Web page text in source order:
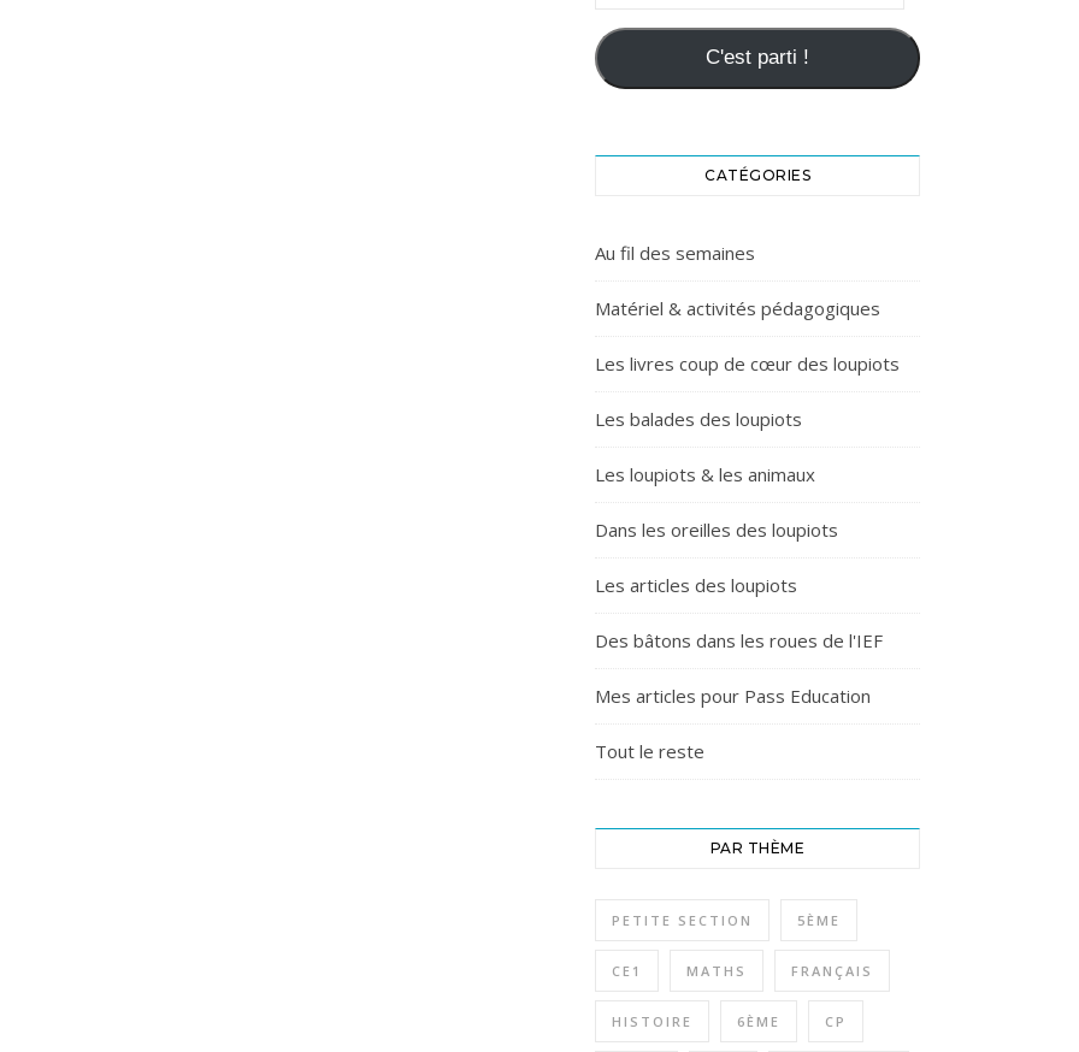
C'est parti !
CATÉGORIES
Au fil des semaines
Matériel & activités pédagogiques
Les livres coup de cœur des loupiots
Les balades des loupiots
Les loupiots & les animaux
Dans les oreilles des loupiots
Les articles des loupiots
Des bâtons dans les roues de l'IEF
Mes articles pour Pass Education
Tout le reste
PAR THÈME
PETITE SECTION 5ÈME
CE1 MATHS FRANÇAIS
HISTOIRE 6ÈME CP